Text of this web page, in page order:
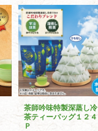
茶師吟味特製深蒸し冷
茶ティーバッグ１２４
Ｐ